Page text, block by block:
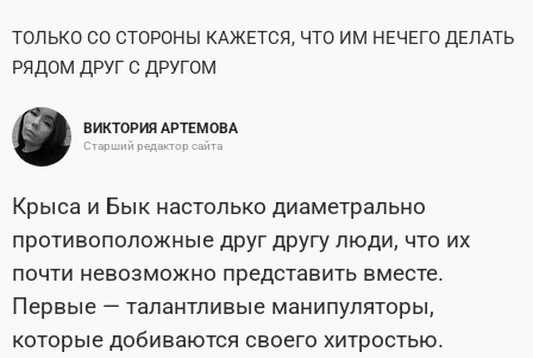
ТОЛЬКО СО СТОРОНЫ КАЖЕТСЯ, ЧТО ИМ НЕЧЕГО ДЕЛАТЬ
РЯДОМ ДРУГ С ДРУГОМ
ВИКТОРИЯ АРТЕМОВА
Старший редактор сайта
Крыса и Бык настолько диаметрально
противоположные друг другу люди, что их
почти невозможно представить вместе.
Первые — талантливые манипуляторы,
которые добиваются своего хитростью.